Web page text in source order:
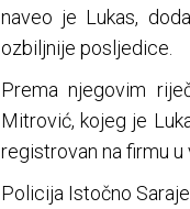
naveo je Lukas,
ozbiljnije posljedice.
Prema njegovim
Mitrović, kojeg je
registrovan na firmu u
Policija Istočno